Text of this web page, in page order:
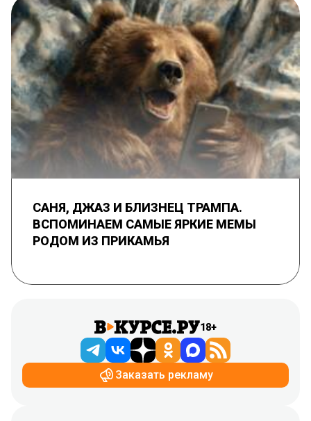
САНЯ, ДЖАЗ И БЛИЗНЕЦ ТРАМПА.
ВСПОМИНАЕМ САМЫЕ ЯРКИЕ МЕМЫ
РОДОМ ИЗ ПРИКАМЬЯ
18+
Заказать рекламу